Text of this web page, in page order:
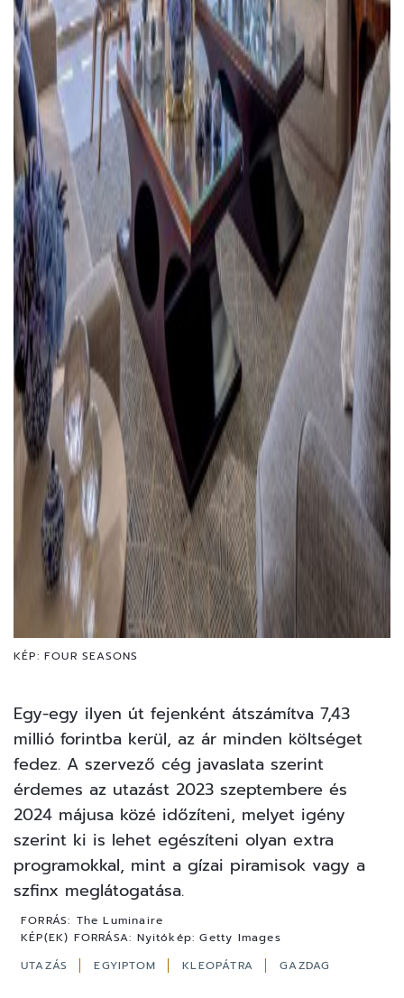
KÉP: FOUR SEASONS
Egy-egy ilyen út fejenként átszámítva 7,43
millió forintba kerül, az ár minden költséget
fedez. A szervező cég javaslata szerint
érdemes az utazást 2023 szeptembere és
2024 májusa közé időzíteni, melyet igény
szerint ki is lehet egészíteni olyan extra
programokkal, mint a gízai piramisok vagy a
szfinx meglátogatása.
FORRÁS: The Luminaire
KÉP(EK) FORRÁSA: Nyitókép: Getty Images
UTAZÁS
EGYIPTOM KLEOPÁTRA GAZDAG